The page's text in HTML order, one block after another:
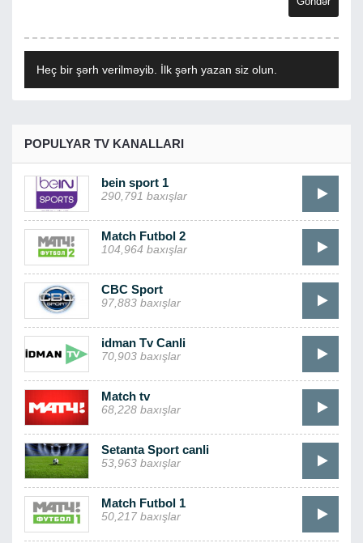
Heç bir şərh verilməyib. İlk şərh yazan siz olun.
POPULYAR TV KANALLARI
bein sport 1
290,791 baxışlar
Match Futbol 2
104,964 baxışlar
CBC Sport
97,883 baxışlar
idman Tv Canli
70,903 baxışlar
Match tv
68,228 baxışlar
Setanta Sport canli
53,963 baxışlar
Match Futbol 1
50,217 baxışlar